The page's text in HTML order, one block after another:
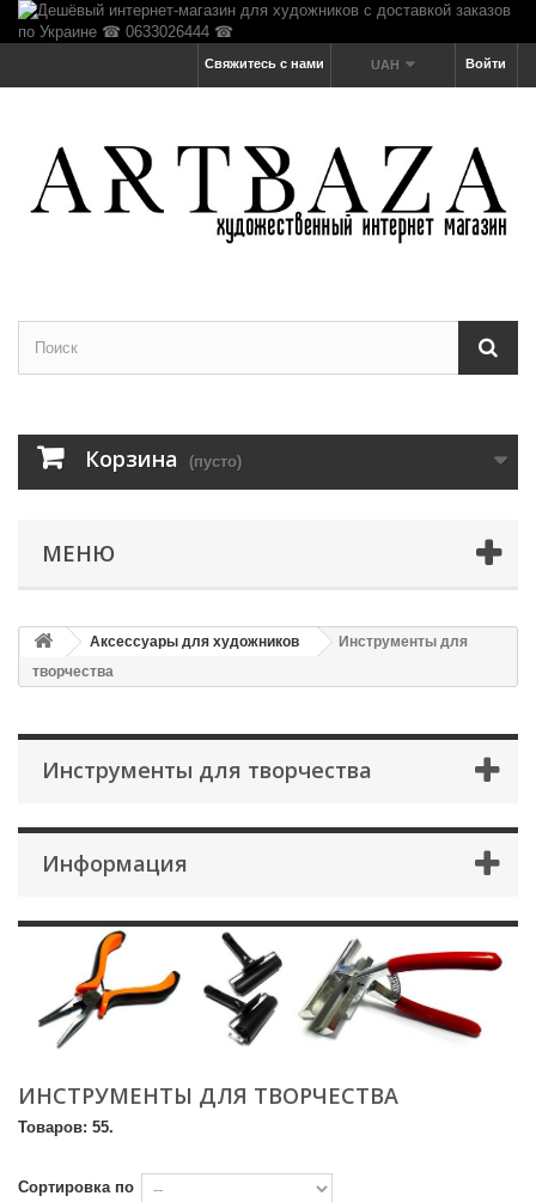
Войти
UAH
Свяжитесь с нами
Корзина (пусто)
МЕНЮ
Аксессуары для художников
Инструменты для
творчества
Инструменты для творчества
Информация
ИНСТРУМЕНТЫ ДЛЯ ТВОРЧЕСТВА
Товаров: 55.
Сортировка по